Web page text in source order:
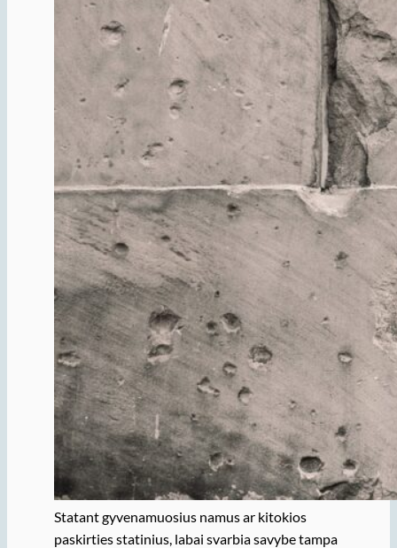
Statant gyvenamuosius namus ar kitokios
paskirties statinius, labai svarbia savybe tampa